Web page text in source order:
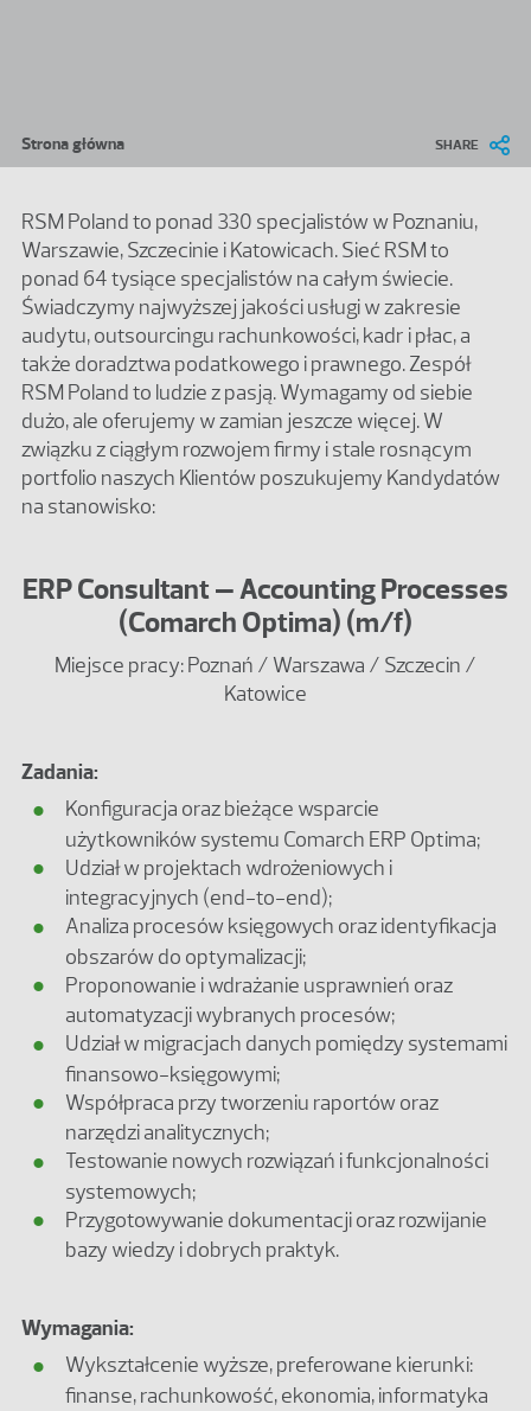
Ścieżka nawigacyjna
Strona główna SHARE
RSM Poland to ponad 330 specjalistów w Poznaniu,
Warszawie, Szczecinie i Katowicach. Sieć RSM to
ponad 64 tysiące specjalistów na całym świecie.
Świadczymy najwyższej jakości usługi w zakresie
audytu, outsourcingu rachunkowości, kadr i płac, a
także doradztwa podatkowego i prawnego. Zespół
RSM Poland to ludzie z pasją. Wymagamy od siebie
dużo, ale oferujemy w zamian jeszcze więcej. W
związku z ciągłym rozwojem firmy i stale rosnącym
portfolio naszych Klientów poszukujemy Kandydatów
na stanowisko:
ERP Consultant – Accounting Processes
(Comarch Optima) (m/f)
Miejsce pracy: Poznań / Warszawa / Szczecin /
Katowice
Zadania:
Konfiguracja oraz bieżące wsparcie
użytkowników systemu Comarch ERP Optima;
Udział w projektach wdrożeniowych i
integracyjnych (end-to-end);
Analiza procesów księgowych oraz identyfikacja
obszarów do optymalizacji;
Proponowanie i wdrażanie usprawnień oraz
automatyzacji wybranych procesów;
Udział w migracjach danych pomiędzy systemami
finansowo-księgowymi;
Współpraca przy tworzeniu raportów oraz
narzędzi analitycznych;
Testowanie nowych rozwiązań i funkcjonalności
systemowych;
Przygotowywanie dokumentacji oraz rozwijanie
bazy wiedzy i dobrych praktyk.
Wymagania:
Wykształcenie wyższe, preferowane kierunki:
finanse, rachunkowość, ekonomia, informatyka